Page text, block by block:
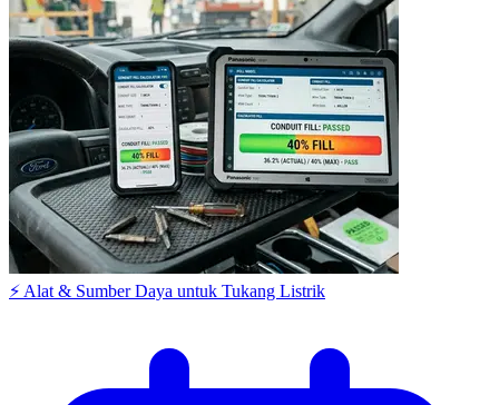
⚡ Alat & Sumber Daya untuk Tukang Listrik